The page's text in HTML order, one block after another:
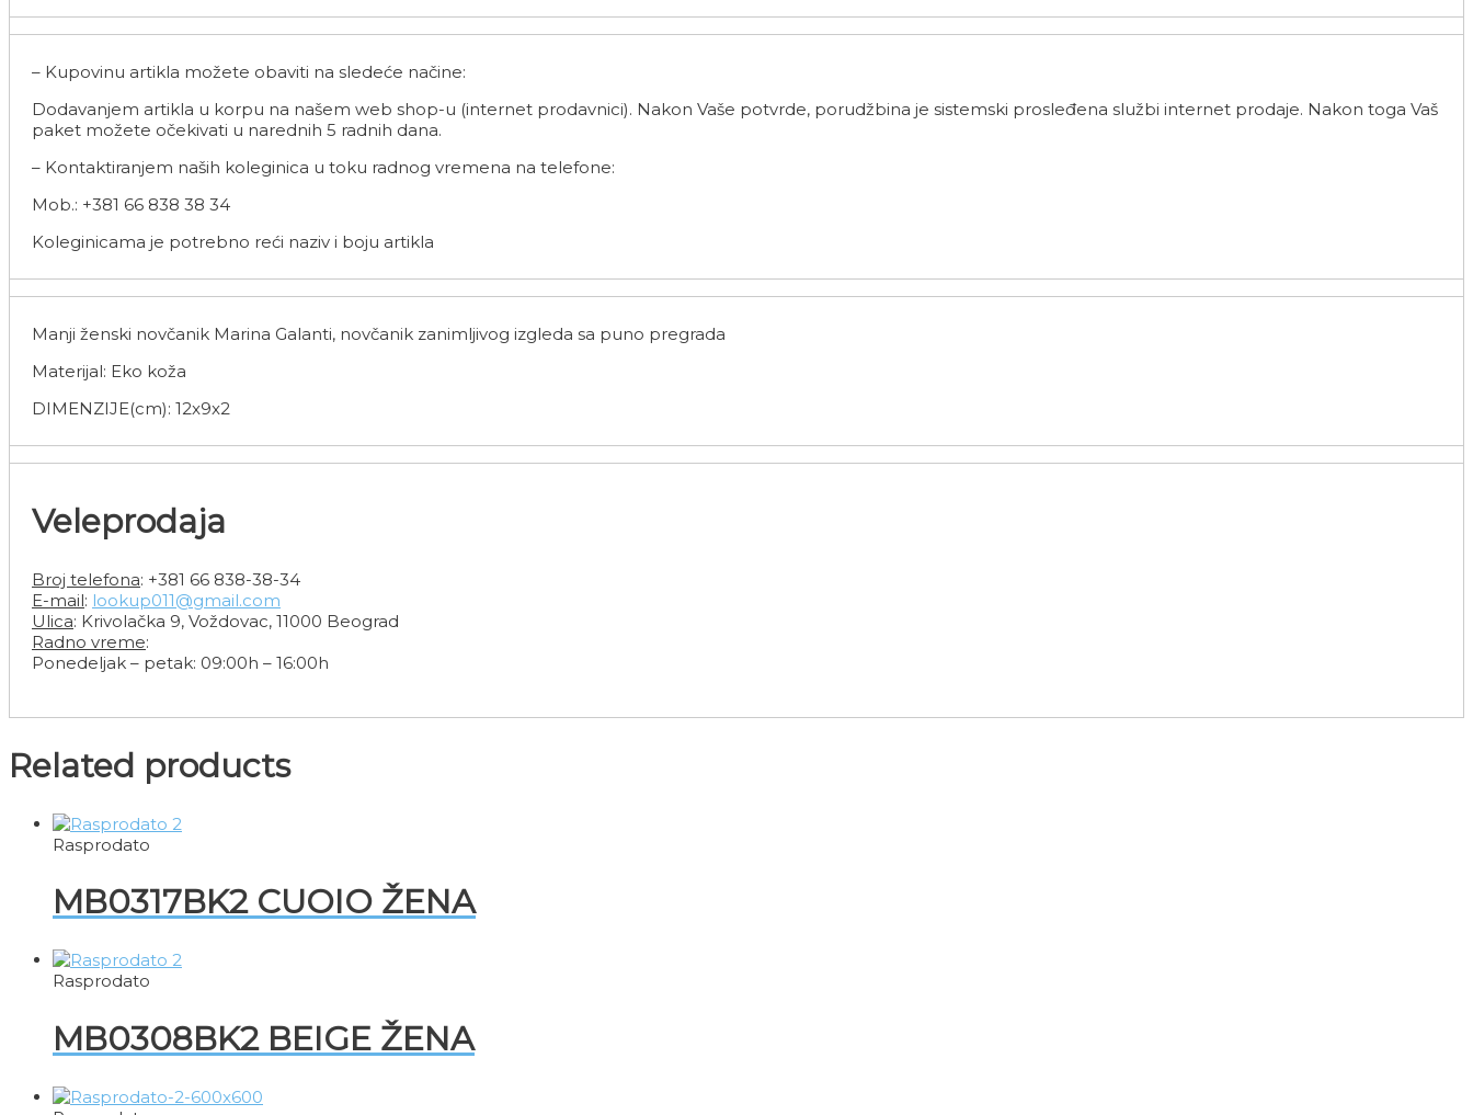
– Kupovinu artikla možete obaviti na sledeće načine:
Dodavanjem artikla u korpu na našem web shop-u (internet prodavnici). Nakon Vaše potvrde, porudžbina je sistemski prosleđena službi internet prodaje. Nakon toga Vaš
paket možete očekivati u narednih 5 radnih dana.
– Kontaktiranjem naših koleginica u toku radnog vremena na telefone:
Mob.: +381 66 838 38 34
Koleginicama je potrebno reći naziv i boju artikla
Manji ženski novčanik Marina Galanti, novčanik zanimljivog izgleda sa puno pregrada
Materijal: Eko koža
DIMENZIJE(cm): 12x9x2
Veleprodaja
Broj telefona: +381 66 838-38-34
E-mail: lookup011@gmail.com
Ulica: Krivolačka 9, Voždovac, 11000 Beograd
Radno vreme:
Ponedeljak – petak: 09:00h – 16:00h
Related products
Rasprodato
MB0317BK2 CUOIO ŽENA
Rasprodato
MB0308BK2 BEIGE ŽENA